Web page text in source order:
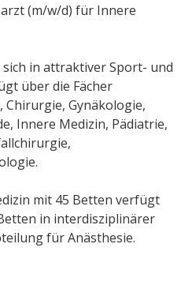
(m/w/d) für Innere
in attraktiver Sport- und
über die Fächer
Gynäkologie,
Innere Medizin, Pädiatrie,
mit 45 Betten verfügt
in interdisziplinärer
für Anästhesie.